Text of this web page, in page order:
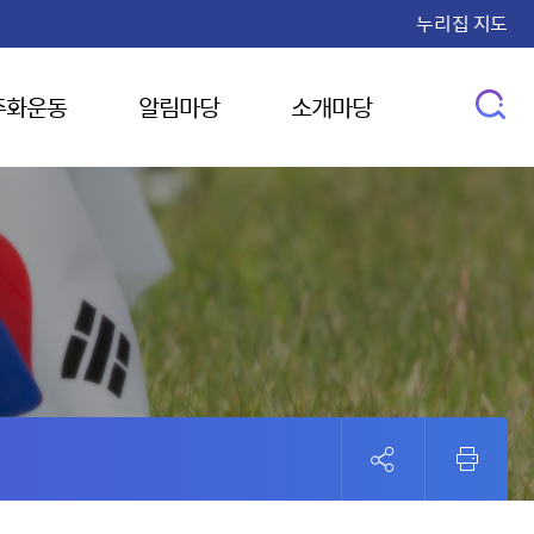
누리집 지도
운동 알림마당 소개마당